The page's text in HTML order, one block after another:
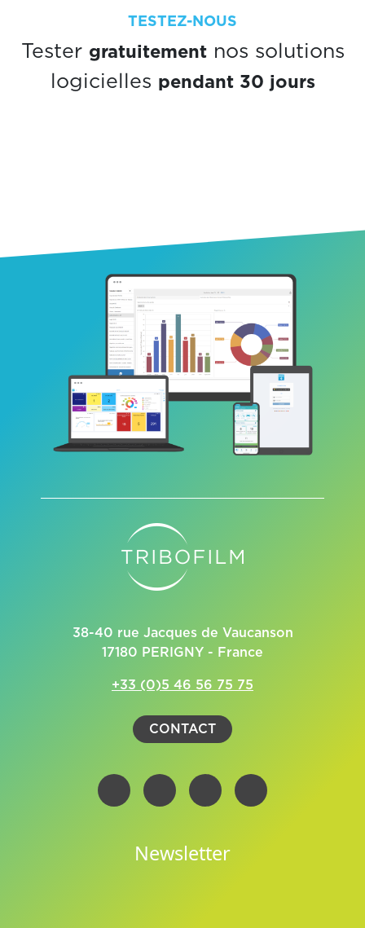
TESTEZ-NOUS
Tester gratuitementnos solutions
logicielles pendant 30 jours
38-40 rue Jacques de Vaucanson
17180 PERIGNY - France
+33 (0)5 46 56 75 75
CONTACT
Newsletter